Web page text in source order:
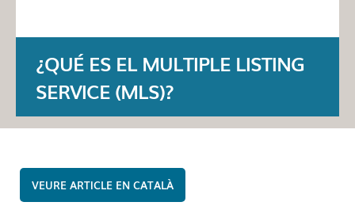
¿QUÉ ES EL MULTIPLE LISTING
SERVICE (MLS)?
CATALÀ